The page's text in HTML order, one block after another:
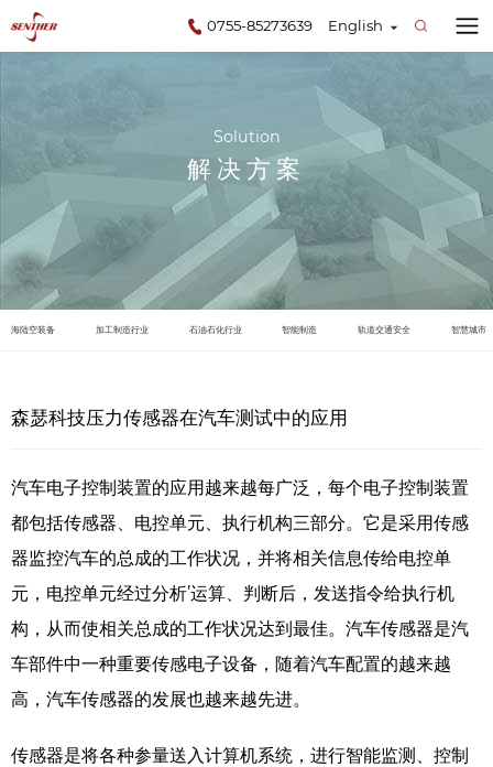
English
0755-85273639
Solution
解决方案
海陆空装备 加工制造行业 石油石化行业 智能制造 轨道交通安全 智慧城市
森瑟科技压力传感器在汽车测试中的应用
汽车电子控制装置的应用越来越每广泛，每个电子控制装置
都包括传感器、电控单元、执行机构三部分。它是采用传感
器监控汽车的总成的工作状况，并将相关信息传给电控单
元，电控单元经过分析’运算、判断后，发送指令给执行机
构，从而使相关总成的工作状况达到最佳。汽车传感器是汽
车部件中一种重要传感电子设备，随着汽车配置的越来越
高，汽车传感器的发展也越来越先进。
传感器是将各种参量送入计算机系统，进行智能监测、控制